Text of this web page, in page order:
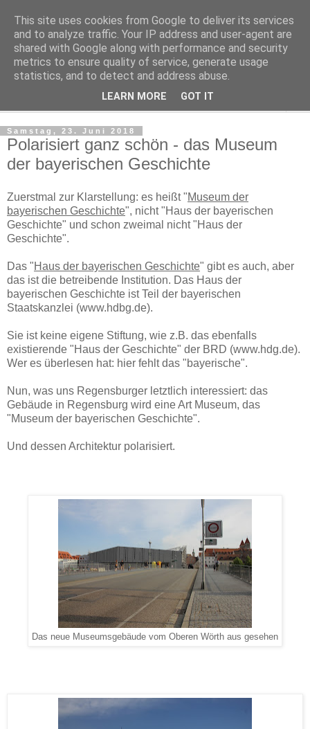
Regensburger Tagebuch
Notizen aus der nördlichsten Stadt Italiens
Samstag, 23. Juni 2018
Polarisiert ganz schön - das Museum
der bayerischen Geschichte
Zuerstmal zur Klarstellung: es heißt "Museum der
bayerischen Geschichte", nicht "Haus der bayerischen
Geschichte" und schon zweimal nicht "Haus der
Geschichte".
Das "Haus der bayerischen Geschichte" gibt es auch, aber
das ist die betreibende Institution. Das Haus der
bayerischen Geschichte ist Teil der bayerischen
Staatskanzlei (www.hdbg.de).
Sie ist keine eigene Stiftung, wie z.B. das ebenfalls
existierende "Haus der Geschichte" der BRD (www.hdg.de).
Wer es überlesen hat: hier fehlt das "bayerische".
Nun, was uns Regensburger letztlich interessiert: das
Gebäude in Regensburg wird eine Art Museum, das
"Museum der bayerischen Geschichte".
Und dessen Architektur polarisiert.
Das neue Museumsgebäude vom Oberen Wörth aus gesehen
This site uses cookies from Google to deliver its services
and to analyze traffic. Your IP address and user-agent are
shared with Google along with performance and security
metrics to ensure quality of service, generate usage
statistics, and to detect and address abuse.
LEARN MORE GOT IT